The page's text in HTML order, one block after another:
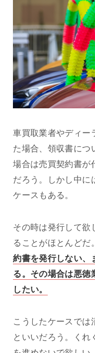
車買取業者やディー
た場合、領収書につ
場合は売買契約書が
だろう。しかし中に
ケースもある。
その時は発行して欲
ることがほとんどだ
約書を発行しない、
る。その場合は悪徳
したい。
こうしたケースでは
といいだろう。く